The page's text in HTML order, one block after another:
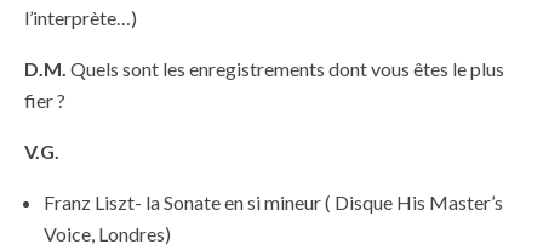
l’interprète…)
D.M. Quels sont les enregistrements dont vous êtes le plus
fier ?
V.G.
Franz Liszt- la Sonate en si mineur ( Disque His Master’s
Voice, Londres)